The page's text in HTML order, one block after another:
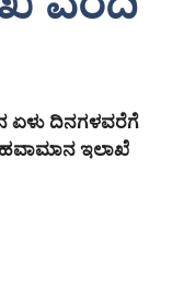
ಏಳು ದಿನಗಳವರೆಗೆ
ಇಲಾಖೆ